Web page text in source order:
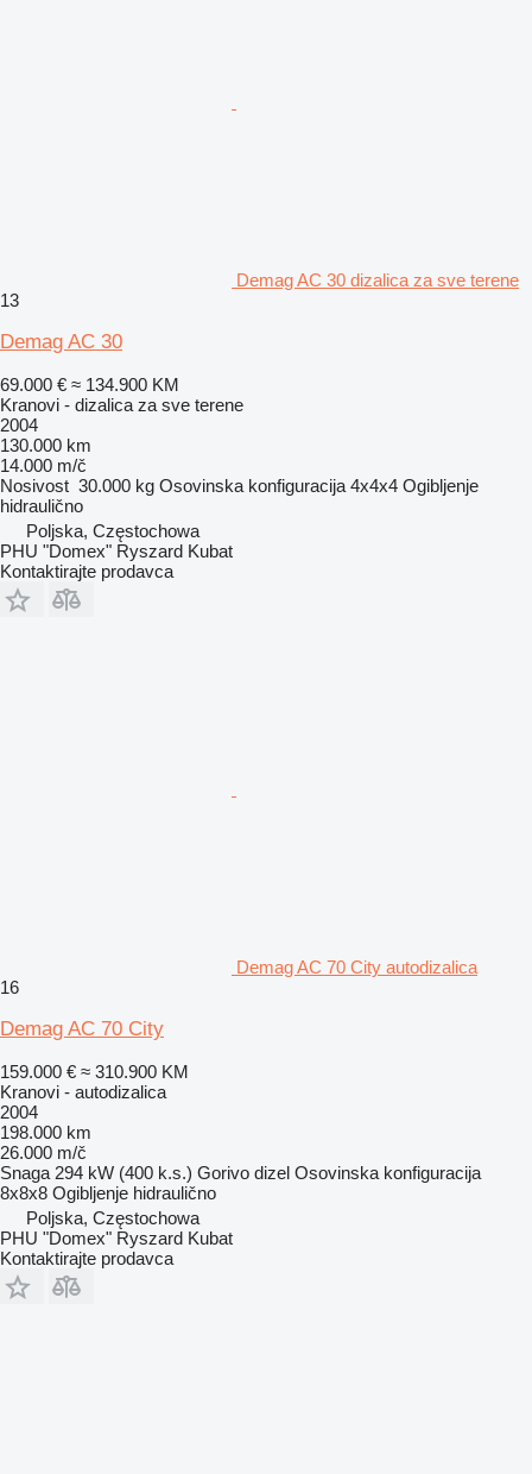
Demag AC 30 dizalica za sve terene
13
Demag AC 30
69.000 € ≈ 134.900 KM
Kranovi - dizalica za sve terene
2004
130.000 km
14.000 m/č
Nosivost 30.000 kg Osovinska konfiguracija 4x4x4 Ogibljenje
hidraulično
Poljska, Częstochowa
PHU "Domex" Ryszard Kubat
Kontaktirajte prodavca
Demag AC 70 City autodizalica
16
Demag AC 70 City
159.000 € ≈ 310.900 KM
Kranovi - autodizalica
2004
198.000 km
26.000 m/č
Snaga 294 kW (400 k.s.) Gorivo dizel Osovinska konfiguracija
8x8x8 Ogibljenje hidraulično
Poljska, Częstochowa
PHU "Domex" Ryszard Kubat
Kontaktirajte prodavca